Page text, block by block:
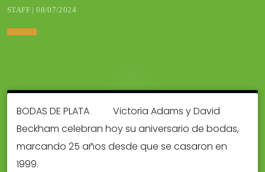
STAFF | 08/07/2024
BODAS DE PLATA
Victoria Adams y David
Beckham celebran hoy su aniversario de bodas,
marcando 25 años desde que se casaron en
1999.